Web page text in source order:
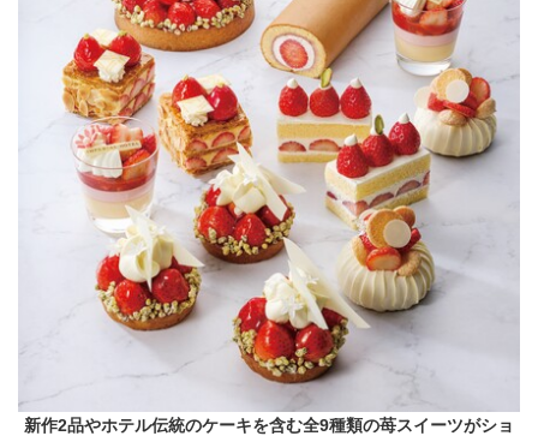
新作2品やホテル伝統のケーキを含む全9種類の苺スイーツがショ